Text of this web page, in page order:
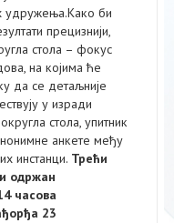
удружења.Како би
прецизнији,
стола – фокус
на којима ће
да се детаљније
у изради
стола, упитник
анкете међу
инстанци. Трећи
одржан
часова
23